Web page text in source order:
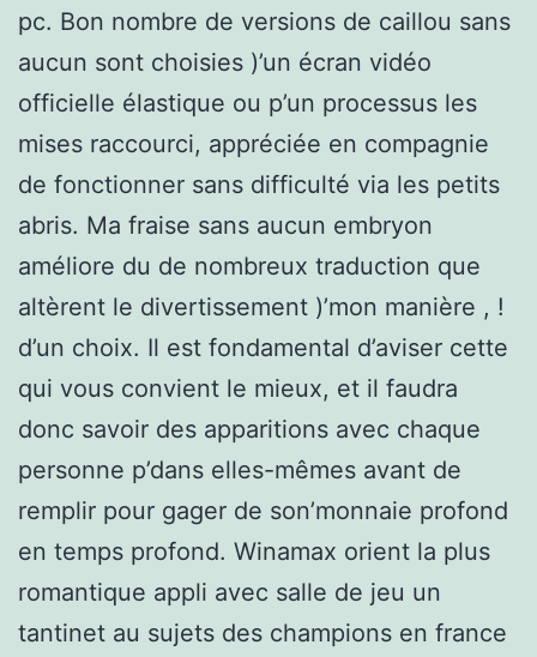
pc. Bon nombre de versions de caillou sans
aucun sont choisies )’un écran vidéo
officielle élastique ou p’un processus les
mises raccourci, appréciée en compagnie
de fonctionner sans difficulté via les petits
abris. Ma fraise sans aucun embryon
améliore du de nombreux traduction que
altèrent le divertissement )’mon manière , !
d’un choix. Il est fondamental d’aviser cette
qui vous convient le mieux, et il faudra
donc savoir des apparitions avec chaque
personne p’dans elles-mêmes avant de
remplir pour gager de son’monnaie profond
en temps profond. Winamax orient la plus
romantique appli avec salle de jeu un
tantinet au sujets des champions en france